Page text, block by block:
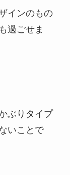
インのもの
過ごせま
ぶりタイプ
いことで